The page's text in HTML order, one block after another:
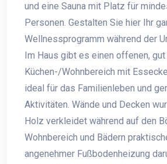
und eine Sauna mit Platz für
Personen. Gestalten Sie hier Ihr
Wellnessprogramm während der
Im Haus gibt es einen offenen,
Küchen-/Wohnbereich mit
ideal für das Familienleben und
Aktivitäten. Wände und Decken
Holz verkleidet während auf den
Wohnbereich und Bädern
angenehmer Fußbodenheizung